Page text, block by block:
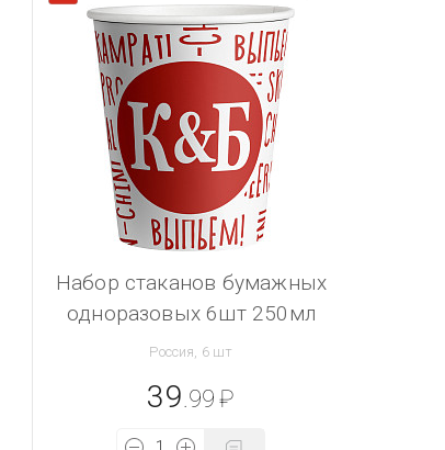
Набор стаканов бумажных
одноразовых 6шт 250мл
Россия, 6 шт
39 .99 ₽